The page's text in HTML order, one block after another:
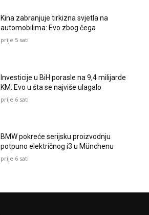
Kina zabranjuje tirkizna svjetla na
automobilima: Evo zbog čega
prije 5 sati
Investicije u BiH porasle na 9,4 milijarde
KM: Evo u šta se najviše ulagalo
prije 6 sati
BMW pokreće serijsku proizvodnju
potpuno električnog i3 u Münchenu
prije 6 sati